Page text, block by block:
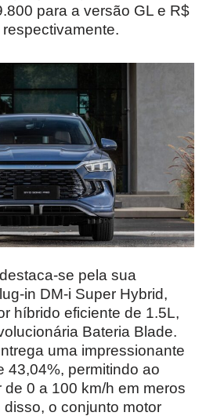
para a versão GL e R$
se pela sua
in DM-i Super Hybrid,
híbrido eficiente de 1.5L,
Bateria Blade.
uma impressionante
43,04%, permitindo ao
0 a 100 km/h em meros
o conjunto motor